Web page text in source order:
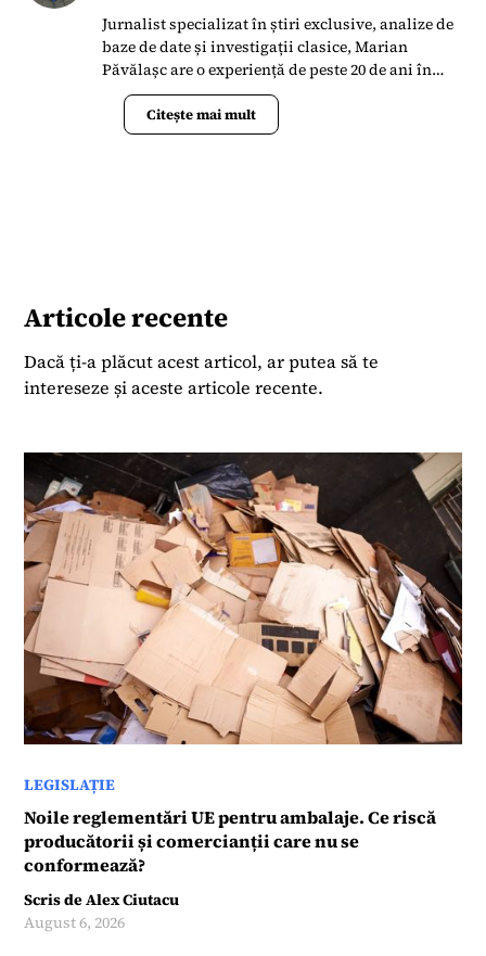
Jurnalist specializat în știri exclusive, analize de
baze de date și investigații clasice, Marian
Păvălașc are o experiență de peste 20 de ani în
presa din România. S-a alăturat Termene.ro în
aprilie 2023 când s-a implicat în lansarea
Bussiness News ca un portal de știri la zi și
Citește mai mult
Articole recente
Dacă ți-a plăcut acest articol, ar putea să te
intereseze și aceste articole recente.
LEGISLAȚIE
Noile reglementări UE pentru ambalaje. Ce riscă
producătorii și comercianții care nu se
conformează?
Scris deAlex Ciutacu
August 6, 2026